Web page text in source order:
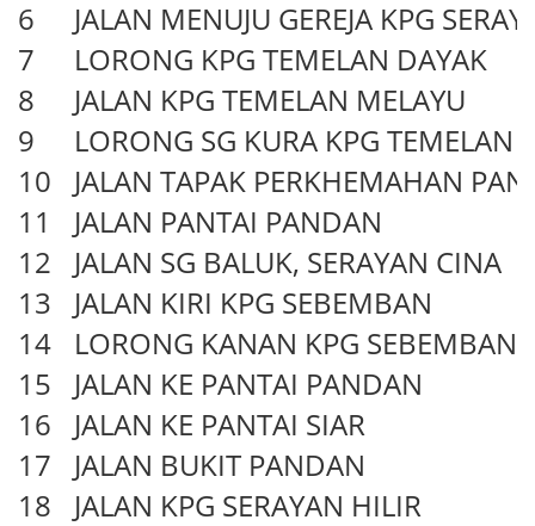
6
JALAN MENUJU GEREJA KPG
7
LORONG KPG TEMELAN DAYAK
8
JALAN KPG TEMELAN MELAYU
9
LORONG SG KURA KPG TEMELAN
10
JALAN TAPAK PERKHEMAHAN
11
JALAN PANTAI PANDAN
12
JALAN SG BALUK, SERAYAN CINA
13
JALAN KIRI KPG SEBEMBAN
14
LORONG KANAN KPG SEBEMBAN
15
JALAN KE PANTAI PANDAN
16
JALAN KE PANTAI SIAR
17
JALAN BUKIT PANDAN
18
JALAN KPG SERAYAN HILIR